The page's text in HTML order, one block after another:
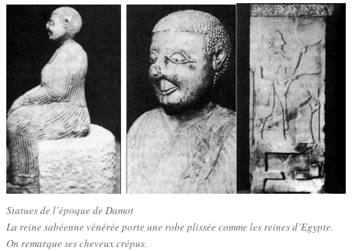
Statues de l’époque de Damot
La reine sabéenne vénérée porte une robe plissée comme les reines d’Egypte.
On remarque ses cheveux crépus.